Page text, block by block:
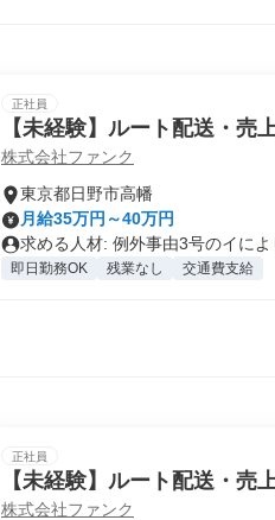
正社員
【未経験】ルート配送・売
株式会社ファンク
東京都日野市高幡
月給35万円～40万円
求める人材: 例外事由3号のイに
即日勤務OK 残業なし 交通費支給
正社員
【未経験】ルート配送・売
株式会社ファンク